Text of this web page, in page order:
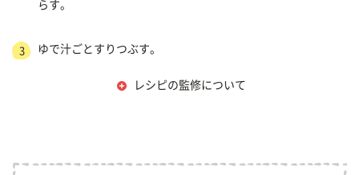
らす。
3 ゆで汁ごとすりつぶす。
レシピの監修について